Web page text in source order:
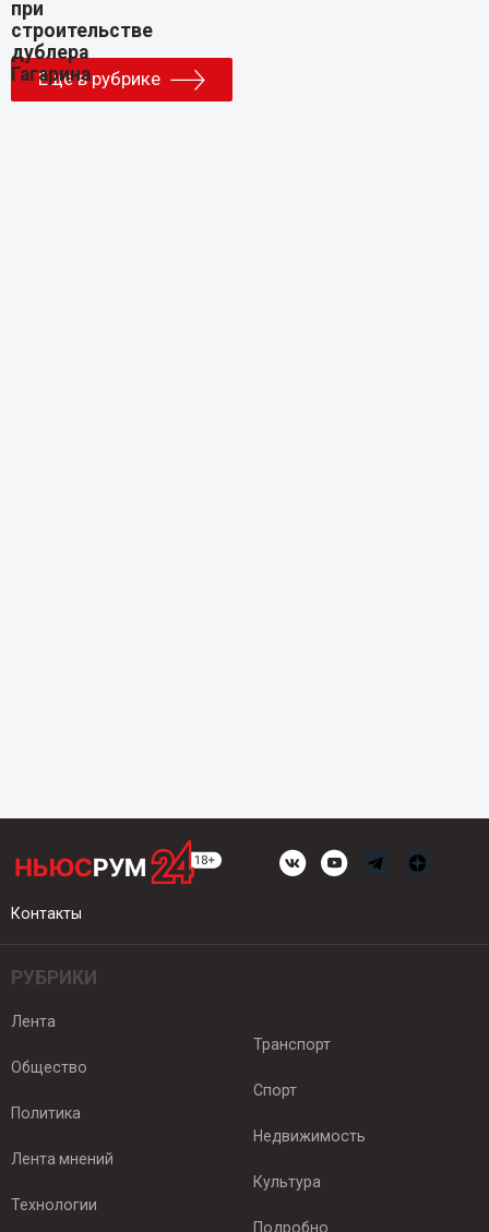
Еще в рубрике
Контакты
РУБРИКИ
Лента
Общество
Политика
Лента мнений
Технологии
Транспорт
Спорт
Недвижимость
Культура
Подробно